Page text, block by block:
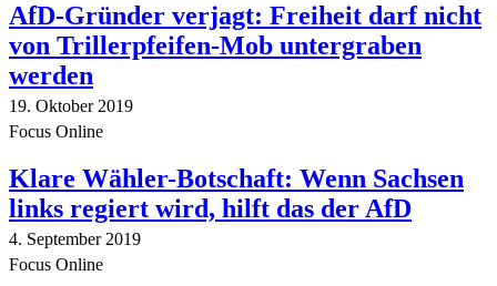
AfD-Gründer verjagt: Freiheit darf nicht
von Trillerpfeifen-Mob untergraben
werden
19. Oktober 2019
Focus Online
Klare Wähler-Botschaft: Wenn Sachsen
links regiert wird, hilft das der AfD
4. September 2019
Focus Online